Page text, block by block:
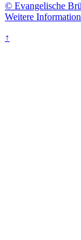
© Evangelische
Weitere
↑